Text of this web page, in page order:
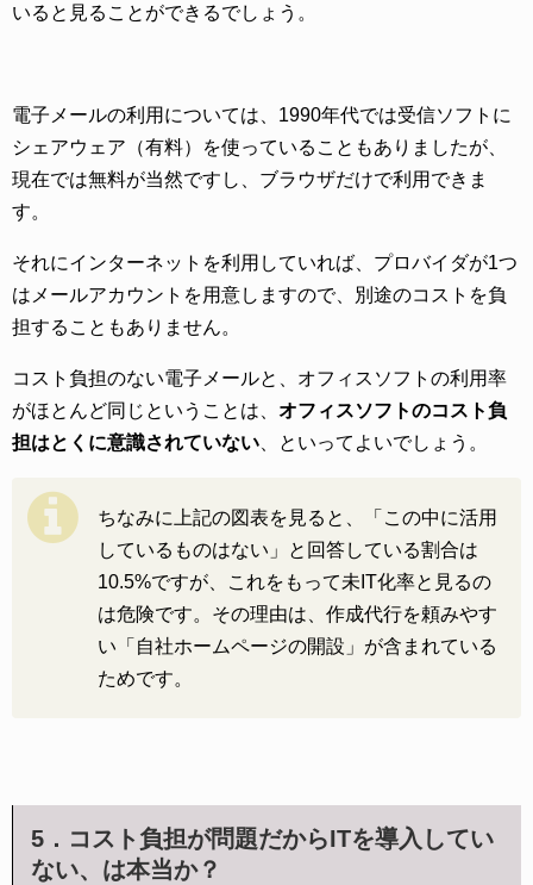
いると見ることができるでしょう。
電子メールの利用については、1990年代では受信ソフトに
シェアウェア（有料）を使っていることもありましたが、
現在では無料が当然ですし、ブラウザだけで利用できま
す。
それにインターネットを利用していれば、プロバイダが1つ
はメールアカウントを用意しますので、別途のコストを負
担することもありません。
コスト負担のない電子メールと、オフィスソフトの利用率
がほとんど同じということは、 オフィスソフトのコスト負
担はとくに意識されていない 、といってよいでしょう。
ちなみに上記の図表を見ると、「この中に活用
しているものはない」と回答している割合は
10.5%ですが、これをもって未IT化率と見るの
は危険です。その理由は、作成代行を頼みやす
い「自社ホームページの開設」が含まれている
ためです。
5．コスト負担が問題だからITを導入してい
ない、は本当か？